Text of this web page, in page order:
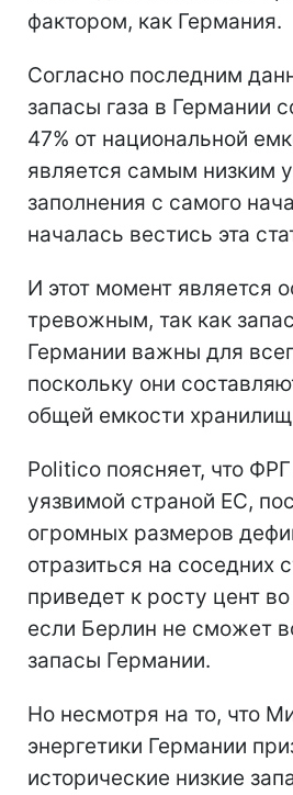
фактором, как Германия.
Согласно последним
запасы газа в Германии
47% от национальной
является самым низким
заполнения с самого
началась вестись эта
И этот момент является
тревожным, так как
Германии важны для
поскольку они
общей емкости
Politico поясняет, что
уязвимой страной ЕС,
огромных размеров
отразиться на соседних
приведет к росту цент
если Берлин не сможет
запасы Германии.
Но несмотря на то, что
энергетики Германии
исторические низкие